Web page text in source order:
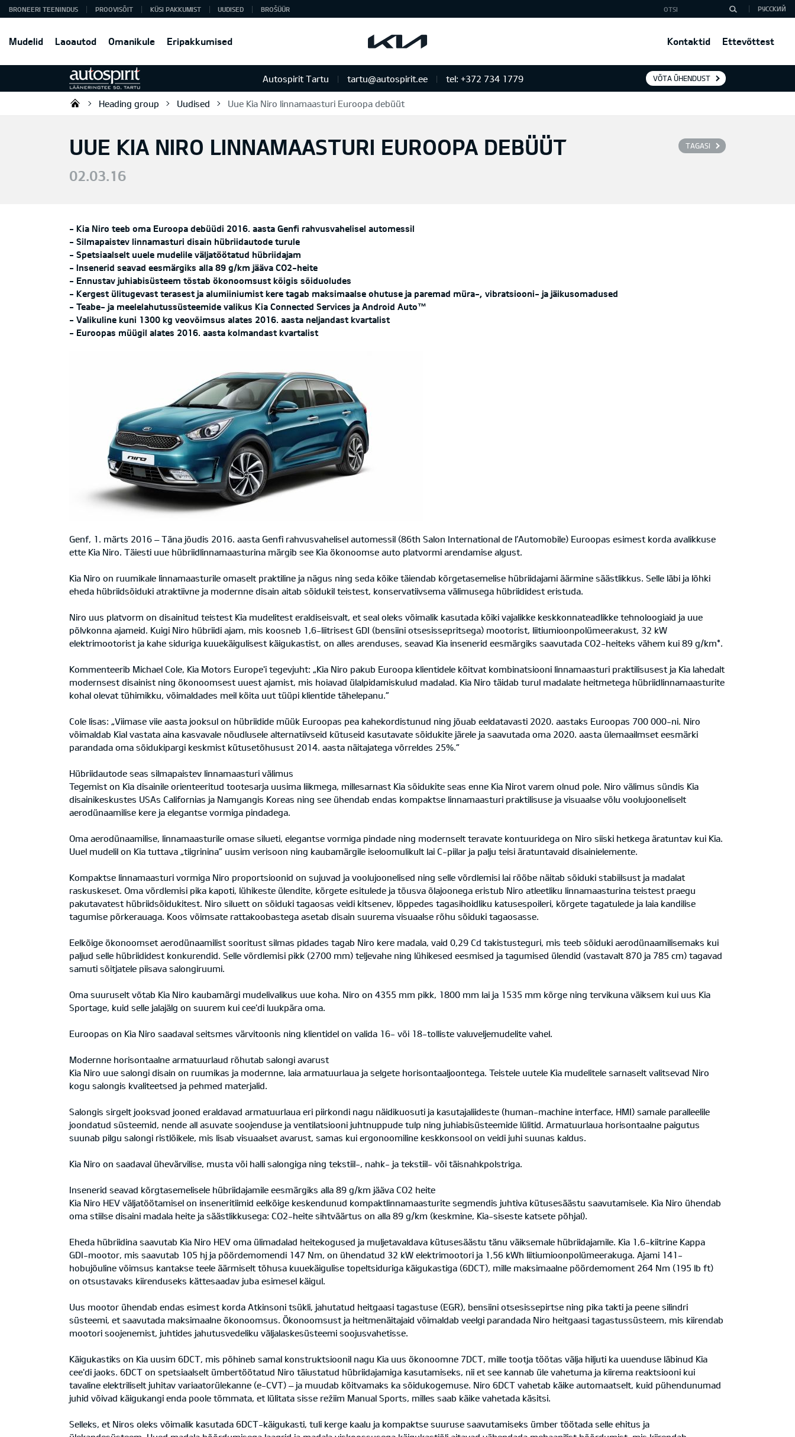
Mudelid Laoautod Omanikule Eripakkumised Kontaktid Ettevõttest
BRONEERI TEENINDUS PROOVISÕIT KÜSI PAKKUMIST UUDISED BROŠÜÜR РУССКИЙ
Autospirit Tartu tartu@autospirit.ee tel: +372 734 1779 VÕTA ÜHENDUST
Autospirit Tartu OÜ
Heading group Uudised Uue Kia Niro linnamaasturi Euroopa debüüt
TAGASI
UUE KIA NIRO LINNAMAASTURI EUROOPA DEBÜÜT
02.03.16
- Kia Niro teeb oma Euroopa debüüdi 2016. aasta Genfi rahvusvahelisel automessil
- Silmapaistev linnamasturi disain hübriidautode turule
- Spetsiaalselt uuele mudelile väljatöötatud hübriidajam
- Insenerid seavad eesmärgiks alla 89 g/km jääva CO2-heite
- Ennustav juhiabisüsteem tõstab ökonoomsust kõigis sõiduoludes
- Kergest ülitugevast terasest ja alumiiniumist kere tagab maksimaalse ohutuse ja paremad müra-, vibratsiooni- ja jäikusomadused
- Teabe- ja meelelahutussüsteemide valikus Kia Connected Services ja Android Auto™
- Valikuline kuni 1300 kg veovõimsus alates 2016. aasta neljandast kvartalist
- Euroopas müügil alates 2016. aasta kolmandast kvartalist
Genf, 1. märts 2016 – Täna jõudis 2016. aasta Genfi rahvusvahelisel automessil (86th Salon International de l’Automobile) Euroopas esimest korda avalikkuse
ette Kia Niro. Täiesti uue hübriidlinnamaasturina märgib see Kia ökonoomse auto platvormi arendamise algust.
Kia Niro on ruumikale linnamaasturile omaselt praktiline ja nägus ning seda kõike täiendab kõrgetasemelise hübriidajami äärmine säästlikkus. Selle läbi ja lõhki
eheda hübriidsõiduki atraktiivne ja modernne disain aitab sõidukil teistest, konservatiivsema välimusega hübriididest eristuda.
Niro uus platvorm on disainitud teistest Kia mudelitest eraldiseisvalt, et seal oleks võimalik kasutada kõiki vajalikke keskkonnateadlikke tehnoloogiaid ja uue
põlvkonna ajameid. Kuigi Niro hübriidi ajam, mis koosneb 1,6-liitrisest GDI (bensiini otsesissepritsega) mootorist, liitiumioonpolümeerakust, 32 kW
elektrimootorist ja kahe siduriga kuuekäigulisest käigukastist, on alles arenduses, seavad Kia insenerid eesmärgiks saavutada CO2-heiteks vähem kui 89 g/km*.
Kommenteerib Michael Cole, Kia Motors Europe'i tegevjuht: „Kia Niro pakub Euroopa klientidele köitvat kombinatsiooni linnamaasturi praktilisusest ja Kia lahedalt
modernsest disainist ning ökonoomsest uuest ajamist, mis hoiavad ülalpidamiskulud madalad. Kia Niro täidab turul madalate heitmetega hübriidlinnamaasturite
kohal olevat tühimikku, võimaldades meil köita uut tüüpi klientide tähelepanu.”
Cole lisas: „Viimase viie aasta jooksul on hübriidide müük Euroopas pea kahekordistunud ning jõuab eeldatavasti 2020. aastaks Euroopas 700 000-ni. Niro
võimaldab Kial vastata aina kasvavale nõudlusele alternatiivseid kütuseid kasutavate sõidukite järele ja saavutada oma 2020. aasta ülemaailmset eesmärki
parandada oma sõidukipargi keskmist kütusetõhusust 2014. aasta näitajatega võrreldes 25%.”
Hübriidautode seas silmapaistev linnamaasturi välimus
Tegemist on Kia disainile orienteeritud tootesarja uusima liikmega, millesarnast Kia sõidukite seas enne Kia Nirot varem olnud pole. Niro välimus sündis Kia
disainikeskustes USAs Californias ja Namyangis Koreas ning see ühendab endas kompaktse linnamaasturi praktilisuse ja visuaalse võlu voolujooneliselt
aerodünaamilise kere ja elegantse vormiga pindadega.
Oma aerodünaamilise, linnamaasturile omase silueti, elegantse vormiga pindade ning modernselt teravate kontuuridega on Niro siiski hetkega äratuntav kui Kia.
Uuel mudelil on Kia tuttava „tiigrinina” uusim verisoon ning kaubamärgile iseloomulikult lai C-piilar ja palju teisi äratuntavaid disainielemente.
Kompaktse linnamaasturi vormiga Niro proportsioonid on sujuvad ja voolujoonelised ning selle võrdlemisi lai rööbe näitab sõiduki stabiilsust ja madalat
raskuskeset. Oma võrdlemisi pika kapoti, lühikeste ülendite, kõrgete esitulede ja tõusva õlajoonega eristub Niro atleetliku linnamaasturina teistest praegu
pakutavatest hübriidsõidukitest. Niro siluett on sõiduki tagaosas veidi kitsenev, lõppedes tagasihoidliku katusespoileri, kõrgete tagatulede ja laia kandilise
tagumise põrkerauaga. Koos võimsate rattakoobastega asetab disain suurema visuaalse rõhu sõiduki tagaosasse.
Eelkõige ökonoomset aerodünaamilist sooritust silmas pidades tagab Niro kere madala, vaid 0,29 Cd takistusteguri, mis teeb sõiduki aerodünaamilisemaks kui
paljud selle hübriididest konkurendid. Selle võrdlemisi pikk (2700 mm) teljevahe ning lühikesed eesmised ja tagumised ülendid (vastavalt 870 ja 785 cm) tagavad
samuti sõitjatele piisava salongiruumi.
Oma suuruselt võtab Kia Niro kaubamärgi mudelivalikus uue koha. Niro on 4355 mm pikk, 1800 mm lai ja 1535 mm kõrge ning tervikuna väiksem kui uus Kia
Sportage, kuid selle jalajälg on suurem kui cee'di luukpära oma.
Euroopas on Kia Niro saadaval seitsmes värvitoonis ning klientidel on valida 16- või 18-tolliste valuveljemudelite vahel.
Modernne horisontaalne armatuurlaud rõhutab salongi avarust
Kia Niro uue salongi disain on ruumikas ja modernne, laia armatuurlaua ja selgete horisontaaljoontega. Teistele uutele Kia mudelitele sarnaselt valitsevad Niro
kogu salongis kvaliteetsed ja pehmed materjalid.
Salongis sirgelt jooksvad jooned eraldavad armatuurlaua eri piirkondi nagu näidikuosuti ja kasutajaliideste (human-machine interface, HMI) samale paralleelile
joondatud süsteemid, nende all asuvate soojenduse ja ventilatsiooni juhtnuppude tulp ning juhiabisüsteemide lülitid. Armatuurlaua horisontaalne paigutus
suunab pilgu salongi ristlõikele, mis lisab visuaalset avarust, samas kui ergonoomiline keskkonsool on veidi juhi suunas kaldus.
Kia Niro on saadaval ühevärvilise, musta või halli salongiga ning tekstiil-, nahk- ja tekstiil- või täisnahkpolstriga.
Insenerid seavad kõrgtasemelisele hübriidajamile eesmärgiks alla 89 g/km jääva CO2 heite
Kia Niro HEV väljatöötamisel on inseneritiimid eelkõige keskendunud kompaktlinnamaasturite segmendis juhtiva kütusesäästu saavutamisele. Kia Niro ühendab
oma stiilse disaini madala heite ja säästlikkusega: CO2-heite sihtväärtus on alla 89 g/km (keskmine, Kia-siseste katsete põhjal).
Eheda hübriidina saavutab Kia Niro HEV oma ülimadalad heitekogused ja muljetavaldava kütusesäästu tänu väiksemale hübriidajamile. Kia 1,6-kiitrine Kappa
GDI-mootor, mis saavutab 105 hj ja pöördemomendi 147 Nm, on ühendatud 32 kW elektrimootori ja 1,56 kWh liitiumioonpolümeerakuga. Ajami 141-
hobujõuline võimsus kantakse teele äärmiselt tõhusa kuuekäigulise topeltsiduriga käigukastiga (6DCT), mille maksimaalne pöördemoment 264 Nm (195 lb ft)
on otsustavaks kiirenduseks kättesaadav juba esimesel käigul.
Uus mootor ühendab endas esimest korda Atkinsoni tsükli, jahutatud heitgaasi tagastuse (EGR), bensiini otsesissepirtse ning pika takti ja peene silindri
süsteemi, et saavutada maksimaalne ökonoomsus. Ökonoomsust ja heitmenäitajaid võimaldab veelgi parandada Niro heitgaasi tagastussüsteem, mis kiirendab
mootori soojenemist, juhtides jahutusvedeliku väljalaskesüsteemi soojusvahetisse.
Käigukastiks on Kia uusim 6DCT, mis põhineb samal konstruktsioonil nagu Kia uus ökonoomne 7DCT, mille tootja töötas välja hiljuti ka uuenduse läbinud Kia
cee'di jaoks. 6DCT on spetsiaalselt ümbertöötatud Niro täiustatud hübriidajamiga kasutamiseks, nii et see kannab üle vahetuma ja kiirema reaktsiooni kui
tavaline elektriliselt juhitav variaatorülekanne (e-CVT) – ja muudab köitvamaks ka sõidukogemuse. Niro 6DCT vahetab käike automaatselt, kuid pühendunumad
juhid võivad käigukangi enda poole tõmmata, et lülitata sisse režiim Manual Sports, milles saab käike vahetada käsitsi.
Selleks, et Niros oleks võimalik kasutada 6DCT-käigukasti, tuli kerge kaalu ja kompaktse suuruse saavutamiseks ümber töötada selle ehitus ja